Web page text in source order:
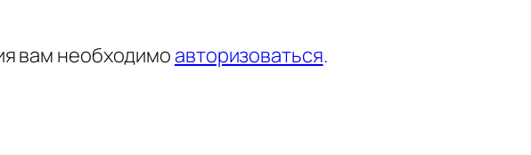
вам необходимо авторизоваться.